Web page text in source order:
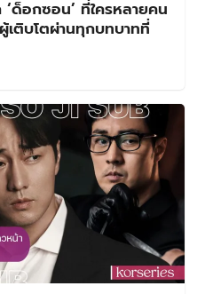
‘ด็อกซอน’ ที่ใครหลายคน
ติบโตผ่านทุกบทบาทที่